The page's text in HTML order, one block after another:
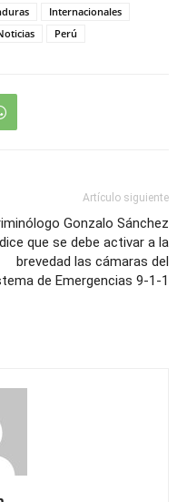
Internacionales
Perú
Artículo siguiente
Gonzalo Sánchez
dice que se debe activar a la
brevedad las cámaras del
de Emergencias 9-1-1